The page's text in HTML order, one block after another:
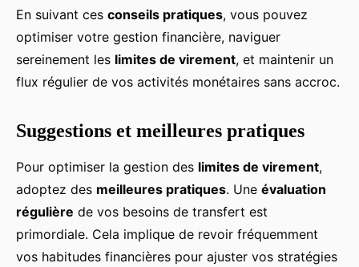
En suivant ces conseils pratiques, vous pouvez
optimiser votre gestion financière, naviguer
sereinement les limites de virement, et maintenir un
flux régulier de vos activités monétaires sans accroc.
Suggestions et meilleures pratiques
Pour optimiser la gestion des limites de virement,
adoptez des meilleures pratiques. Une évaluation
régulière de vos besoins de transfert est
primordiale. Cela implique de revoir fréquemment
vos habitudes financières pour ajuster vos stratégies